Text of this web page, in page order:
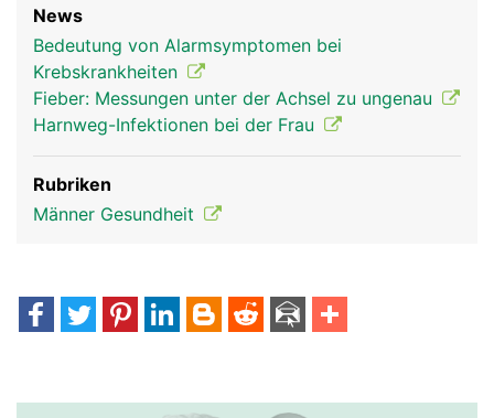
News
Bedeutung von Alarmsymptomen bei
Krebskrankheiten
Fieber: Messungen unter der Achsel zu ungenau
Harnweg-Infektionen bei der Frau
Rubriken
Männer Gesundheit